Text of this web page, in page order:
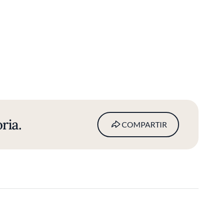
COMPARTIR